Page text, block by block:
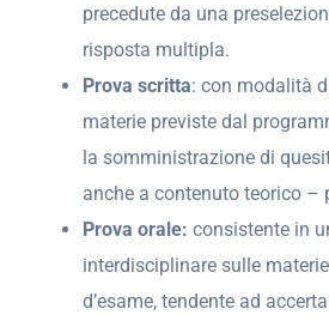
precedute da una
risposta multipla.
Prova scritta: con modalità
materie previste dal
la somministrazione di
anche a contenuto teorico –
Prova orale:consistente in
interdisciplinare sulle
d’esame, tendente ad